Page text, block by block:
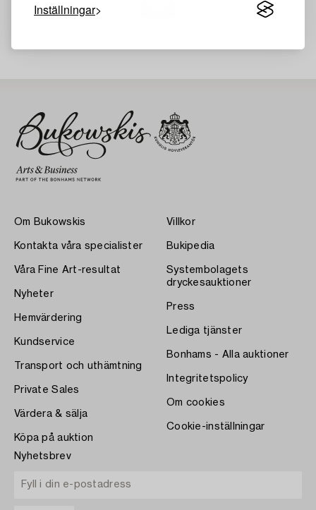
Inställningar
Om Bukowskis
Kontakta våra specialister
Våra Fine Art-resultat
Nyheter
Hemvärdering
Kundservice
Transport och uthämtning
Private Sales
Värdera & sälja
Köpa på auktion
Villkor
Bukipedia
Systembolagets
dryckesauktioner
Press
Lediga tjänster
Bonhams - Alla auktioner
Integritetspolicy
Om cookies
Cookie-inställningar
Nyhetsbrev